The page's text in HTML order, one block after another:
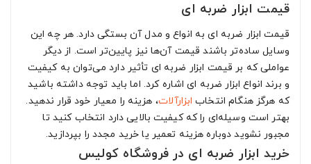
قیمت ابزار ضربه‌ ای
قیمت ابزار ضربه‌ ای به انواع و مدل آن بستگی دارد. هر چه این
وسایل ساده‌تر باشند قیمت آن‌ها نیز پایین‌تر است. از دیگر
عواملی که بر قیمت ابزار ضربه‌ ای تأثیر دارد می‌توان به کیفیت
و برند انواع ابزار ضربه‌ ای اشاره کرد. اما باید توجه داشته باشید
که هرگز هنگام انتخاب ابزارآلات، هزینه را معیار خود قرار ندهید.
بهتر است وسیله‌ای را که کیفیت بالایی دارد انتخاب کنید تا
مجبور نشوید دوباره هزینه تعمیر یا خرید مجدد را بپردازید.
خرید ابزار ضربه‌ ای در فروشگاه کولیس